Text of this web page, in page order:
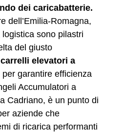
dei caricabatterie.
dell’Emilia-Romagna,
logistica sono pilastri
del giusto
elevatori a
garantire efficienza
Accumulatori a
Cadriano, è un punto di
aziende che
di ricarica performanti